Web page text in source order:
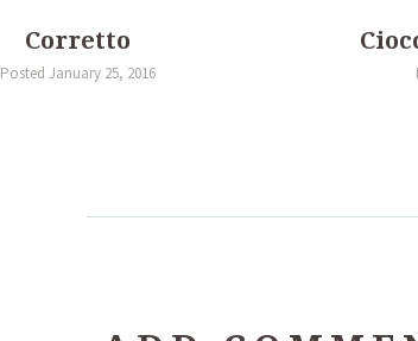
Corretto
Posted January 25, 2016